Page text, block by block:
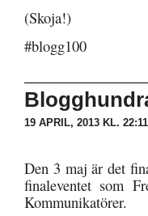
(Skoja!)
#blogg100
19 APRIL, 2013 KL.
Den 3 maj är det
finaleventet som
Kommunikatörer.